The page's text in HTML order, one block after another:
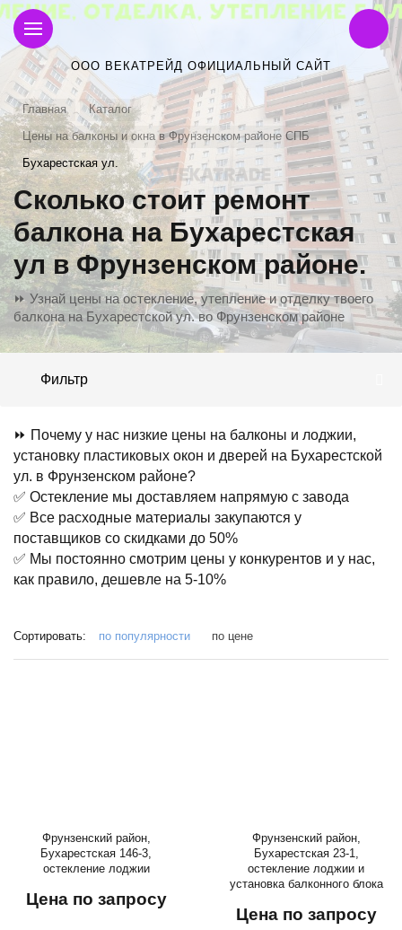
ООО ВЕКАТРЕЙД ОФИЦИАЛЬНЫЙ САЙТ
Главная
Каталог
Цены на балконы и окна в Фрунзенском районе СПБ
Бухарестская ул.
Сколько стоит ремонт
балкона на Бухарестская
ул в Фрунзенском районе.
⏩ Узнай цены на остекление, утепление и отделку твоего
балкона на Бухарестской ул. во Фрунзенском районе
Фильтр
⏩ Почему у нас низкие цены на балконы и лоджии,
установку пластиковых окон и дверей на Бухарестской
ул. в Фрунзенском районе?
✅ Остекление мы доставляем напрямую с завода
✅ Все расходные материалы закупаются у
поставщиков со скидками до 50%
✅ Мы постоянно смотрим цены у конкурентов и у нас,
как правило, дешевле на 5-10%
Сортировать: по популярности по цене
Фрунзенский район,
Бухарестская 146-3,
остекление лоджии
Цена по запросу
Фрунзенский район,
Бухарестская 23-1,
остекление лоджии и
установка балконного блока
Цена по запросу